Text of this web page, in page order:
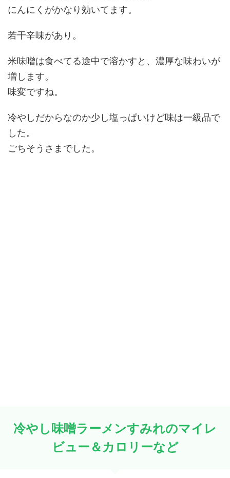
にんにくがかなり効いてます。
若干辛味があり。
米味噌は食べてる途中で溶かすと、濃厚な味わいが
増します。
味変ですね。
冷やしだからなのか少し塩っぱいけど味は一級品で
した。
ごちそうさまでした。
冷やし味噌ラーメンすみれのマイレ
ビュー＆カロリーなど